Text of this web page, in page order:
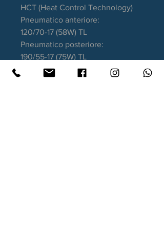
HCT (Heat Control Technology)
Pneumatico anteriore:
120/70-17 (58W) TL
Pneumatico posteriore:
190/55-17 (75W) TL
Garanzia DOT recente